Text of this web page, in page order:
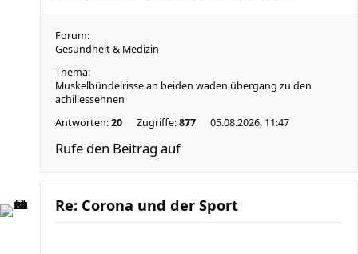
Forum:
Gesundheit & Medizin
Thema:
Muskelbündelrisse an beiden waden übergang zu den
achillessehnen
Antworten:20 Zugriffe:877 05.08.2026, 11:47
Rufe den Beitrag auf
Re: Corona und der Sport